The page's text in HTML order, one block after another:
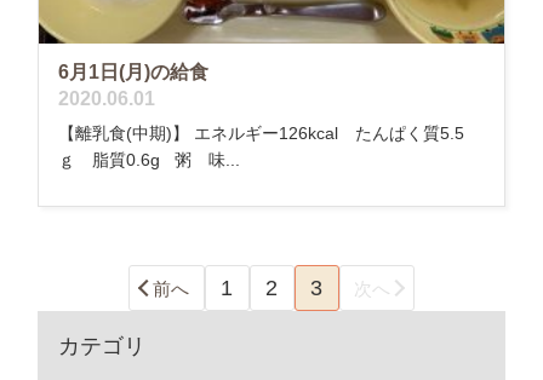
6月1日(月)の給食
2020.06.01
【離乳食(中期)】 エネルギー126kcal たんぱく質5.5
ｇ 脂質0.6g 粥 味...
前へ 1 2 3 次へ
カテゴリ